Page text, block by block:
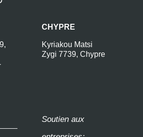
CHYPRE
Kyriakou Matsi
Zygi 7739, Chypre
Soutien aux